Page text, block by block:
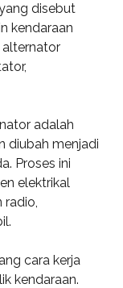
disebut
kendaraan
adalah
diubah menjadi
Proses ini
elektrikal
radio,
cara kerja
kendaraan.